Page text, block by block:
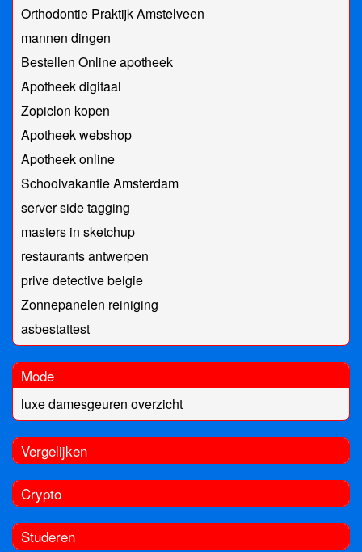
Orthodontie Praktijk Amstelveen
mannen dingen
Bestellen Online apotheek
Apotheek digitaal
Zopiclon kopen
Apotheek webshop
Apotheek online
Schoolvakantie Amsterdam
server side tagging
masters in sketchup
restaurants antwerpen
prive detective belgie
Zonnepanelen reiniging
asbestattest
Mode
luxe damesgeuren overzicht
Vergelijken
Crypto
Studeren